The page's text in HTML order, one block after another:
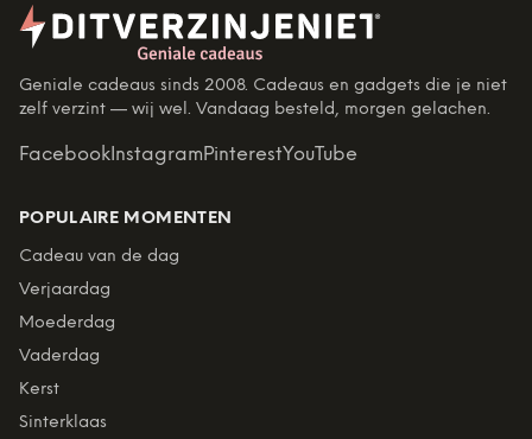
Geniale cadeaus sinds 2008. Cadeaus en gadgets die je niet
zelf verzint — wij wel. Vandaag besteld, morgen gelachen.
Facebook InstagramPinterestYouTube
POPULAIRE MOMENTEN
Cadeau van de dag
Verjaardag
Moederdag
Vaderdag
Kerst
Sinterklaas